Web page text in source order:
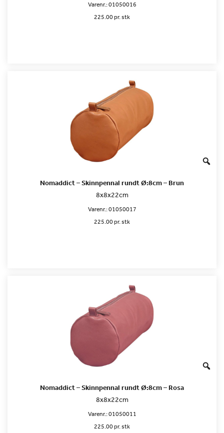
Varenr.:01050016
225.00 pr. stk
Nomaddict – Skinnpennal rundt Ø:8cm – Brun
8x8x22cm
Varenr.:01050017
225.00 pr. stk
Nomaddict – Skinnpennal rundt Ø:8cm – Rosa
8x8x22cm
Varenr.:01050011
225.00 pr. stk